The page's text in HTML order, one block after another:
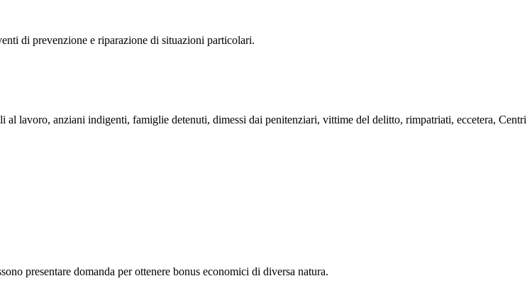
di prevenzione e riparazione di situazioni particolari.
lavoro, anziani indigenti, famiglie detenuti, dimessi dai penitenziari, vittime del delitto, rimpatriati, eccetera, Centri
presentare domanda per ottenere bonus economici di diversa natura.